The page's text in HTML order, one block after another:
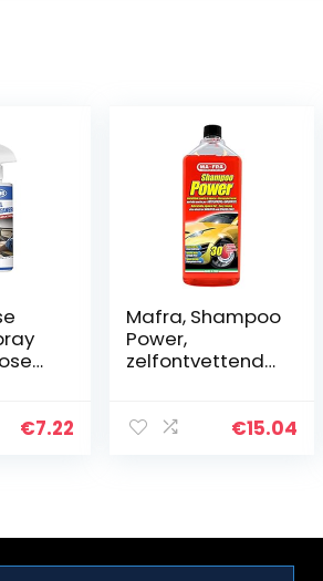
€7.22
Mafra, Shampoo
Power,
zelfontvettende
e reiniger,
€15.04